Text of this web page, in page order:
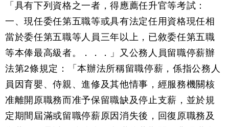
「具有下列資格之一者，得應薦任升官等考試：
一、現任委任第五職等或具有法定任用資格現任相
當於委任第五職等人員三年以上，已敘委任第五職
等本俸最高級者。．．．」又公務人員留職停薪辦
法第2條規定：「本辦法所稱留職停薪，係指公務人
員因育嬰、侍親、進修及其他情事，經服務機關核
准離開原職務而准予保留職缺及停止支薪，並於規
定期間屆滿或留職停薪原因消失後，回復原職務及